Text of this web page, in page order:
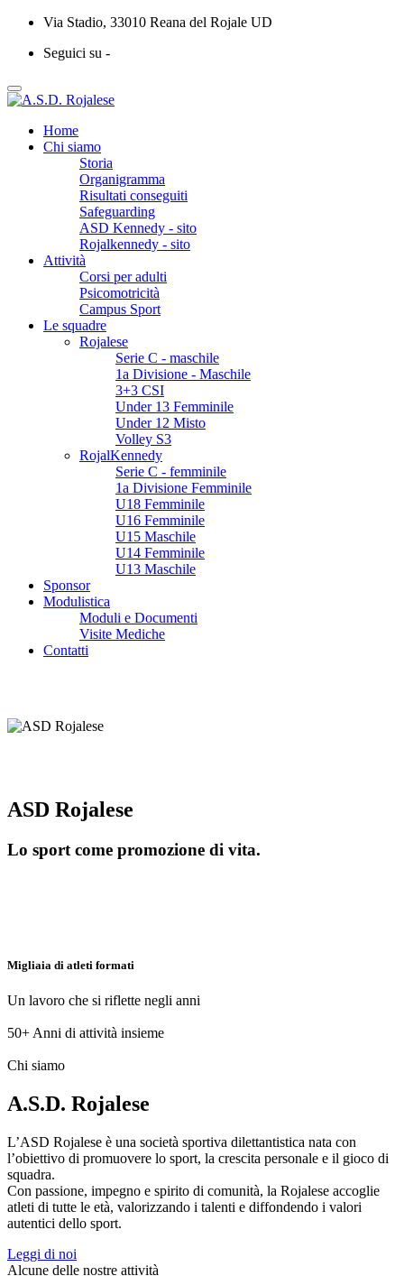
Via Stadio, 33010 Reana del Rojale UD
Seguici su -
Home
Chi siamo
Storia
Organigramma
Risultati conseguiti
Safeguarding
ASD Kennedy - sito
Rojalkennedy - sito
Attività
Corsi per adulti
Psicomotricità
Campus Sport
Le squadre
Rojalese
Serie C - maschile
1a Divisione - Maschile
3+3 CSI
Under 13 Femminile
Under 12 Misto
Volley S3
RojalKennedy
Serie C - femminile
1a Divisione Femminile
U18 Femminile
U16 Femminile
U15 Maschile
U14 Femminile
U13 Maschile
Sponsor
Modulistica
Moduli e Documenti
Visite Mediche
Contatti
ASD Rojalese
Lo sport come promozione di vita.
Migliaia di atleti formati
Un lavoro che si riflette negli anni
50+ Anni di attività insieme
Chi siamo
A.S.D. Rojalese
L’ASD Rojalese è una società sportiva dilettantistica nata con
l’obiettivo di promuovere lo sport, la crescita personale e il gioco di
squadra.
Con passione, impegno e spirito di comunità, la Rojalese accoglie
atleti di tutte le età, valorizzando i talenti e diffondendo i valori
autentici dello sport.
Leggi di noi
Alcune delle nostre attività